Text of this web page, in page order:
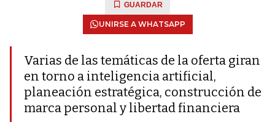
GUARDAR
UNIRSE A WHATSAPP
Varias de las temáticas de la oferta giran
en torno a inteligencia artificial,
planeación estratégica, construcción de
marca personal y libertad financiera